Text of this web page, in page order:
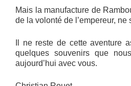
Mais la manufacture de
de la volonté de l’empereur, ne
Il ne reste de cette aventure
quelques souvenirs que
aujourd’hui avec vous.